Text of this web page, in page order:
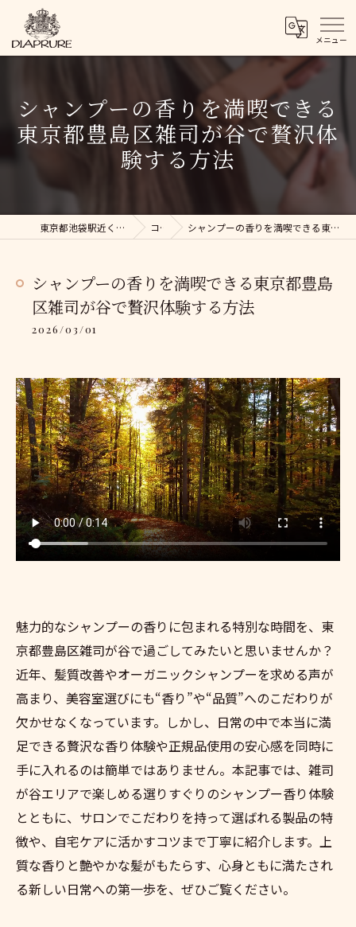
シャンプーの香りを満喫できる
東京都豊島区雑司が谷で贅沢体
験する方法
東京都池袋駅近くの美容院ならDIAPRURE コラム シャンプーの香りを満喫できる東京都豊島区雑司が谷で贅沢体験する方法
シャンプーの香りを満喫できる東京都豊島
区雑司が谷で贅沢体験する方法
2026/03/01
魅力的なシャンプーの香りに包まれる特別な時間を、東
京都豊島区雑司が谷で過ごしてみたいと思いませんか？
近年、髪質改善やオーガニックシャンプーを求める声が
高まり、美容室選びにも“香り”や“品質”へのこだわりが
欠かせなくなっています。しかし、日常の中で本当に満
足できる贅沢な香り体験や正規品使用の安心感を同時に
手に入れるのは簡単ではありません。本記事では、雑司
が谷エリアで楽しめる選りすぐりのシャンプー香り体験
とともに、サロンでこだわりを持って選ばれる製品の特
徴や、自宅ケアに活かすコツまで丁寧に紹介します。上
質な香りと艶やかな髪がもたらす、心身ともに満たされ
る新しい日常への第一歩を、ぜひご覧ください。